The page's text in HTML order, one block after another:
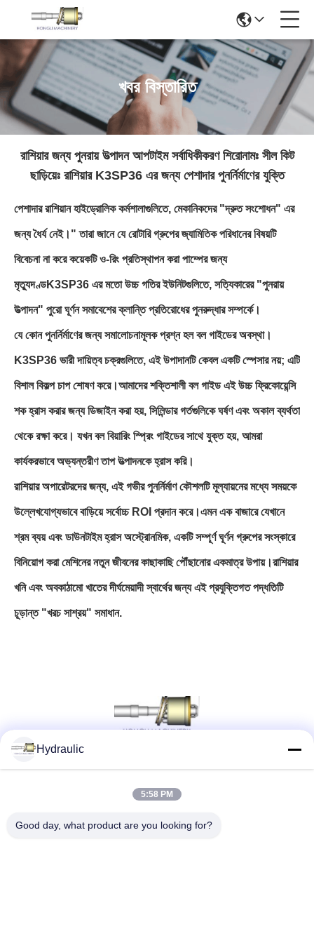
খবর বিস্তারিত
রাশিয়ার জন্য পুনরায় উত্পাদন আপটাইম সর্বাধিকীকরণ শিরোনামঃ সীল কিট
ছাড়িয়েঃ রাশিয়ার K3SP36 এর জন্য পেশাদার পুনর্নির্মাণের যুক্তি
পেশাদার রাশিয়ান হাইড্রোলিক কর্মশালাগুলিতে, মেকানিকদের "দ্রুত সংশোধন" এর
জন্য ধৈর্য নেই।" তারা জানে যে রোটারি গ্রুপের জ্যামিতিক পরিধানের বিষয়টি
বিবেচনা না করে কয়েকটি ও-রিং প্রতিস্থাপন করা পাম্পের জন্য
মৃত্যুদণ্ডK3SP36 এর মতো উচ্চ গতির ইউনিটগুলিতে, সত্যিকারের "পুনরায়
উত্পাদন" পুরো ঘূর্ণন সমাবেশের ক্লান্তি প্রতিরোধের পুনরুদ্ধার সম্পর্কে।
যে কোন পুনর্নির্মাণের জন্য সমালোচনামূলক প্রশ্ন হল বল গাইডের অবস্থা।
K3SP36 ভারী দায়িত্ব চক্রগুলিতে, এই উপাদানটি কেবল একটি স্পেসার নয়; এটি
বিশাল বিকল্প চাপ শোষণ করে।আমাদের শক্তিশালী বল গাইড এই উচ্চ ফ্রিকোয়েন্সি
শক হ্রাস করার জন্য ডিজাইন করা হয়, সিলিন্ডার গর্তগুলিকে ঘর্ষণ এবং অকাল ব্যর্থতা
থেকে রক্ষা করে। যখন বল বিয়ারিং স্প্রিং গাইডের সাথে যুক্ত হয়, আমরা
কার্যকরভাবে অভ্যন্তরীণ তাপ উত্পাদনকে হ্রাস করি।
রাশিয়ার অপারেটরদের জন্য, এই গভীর পুনর্নির্মাণ কৌশলটি মূল্যায়নের মধ্যে সময়কে
উল্লেখযোগ্যভাবে বাড়িয়ে সর্বোচ্চ ROI প্রদান করে।এমন এক বাজারে যেখানে
শ্রম ব্যয় এবং ডাউনটাইম হ্রাস অস্ট্রোনমিক, একটি সম্পূর্ণ ঘূর্ণন গ্রুপের সংস্কারে
বিনিয়োগ করা মেশিনের নতুন জীবনের কাছাকাছি পৌঁছানোর একমাত্র উপায়।রাশিয়ার
খনি এবং অবকাঠামো খাতের দীর্ঘমেয়াদী স্বার্থের জন্য এই প্রযুক্তিগত পদ্ধতিটি
চূড়ান্ত "খরচ সাশ্রয়" সমাধান.
Hydraulic
5:58 PM
Good day, what product are you looking for?